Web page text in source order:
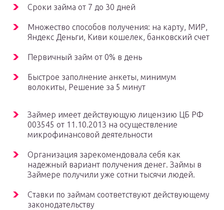
Сроки займа от 7 до 30 дней
Множество способов получения: на карту, МИР,
Яндекс Деньги, Киви кошелек, банковский счет
Первичный займ от 0% в день
Быстрое заполнение анкеты, минимум
волокиты, Решение за 5 минут
Займер имеет действующую лицензию ЦБ РФ
003545 от 11.10.2013 на осуществление
микрофинансовой деятельности
Организация зарекомендовала себя как
надежный вариант получения денег. Займы в
Займере получили уже сотни тысячи людей.
Ставки по займам соответствуют действующему
законодательству